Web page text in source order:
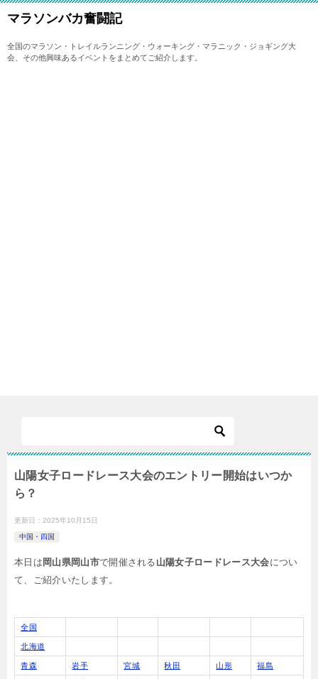
マラソンバカ奮闘記
全国のマラソン・トレイルランニング・ウォーキング・マラニック・ジョギング大
会、その他興味あるイベントをまとめてご紹介します。
山陽女子ロードレース大会のエントリー開始はいつか
ら？
更新日： 2025年10月15日
中国・四国
本日は 岡山県岡山市で開催される 山陽女子ロードレース大会につい
て、ご紹介いたします。
全国
北海道
青森 岩手 宮城 秋田 山形 福島